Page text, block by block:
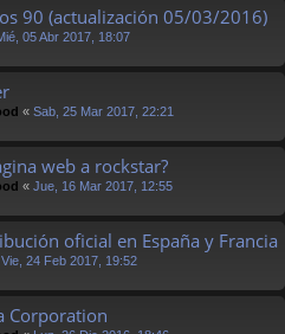
90 (actualización 05/03/2016)
05 Abr 2017, 18:07
« Sab, 25 Mar 2017, 22:21
web a rockstar?
« Jue, 16 Mar 2017, 12:55
oficial en España y Francia
Vie, 24 Feb 2017, 19:52
Corporation